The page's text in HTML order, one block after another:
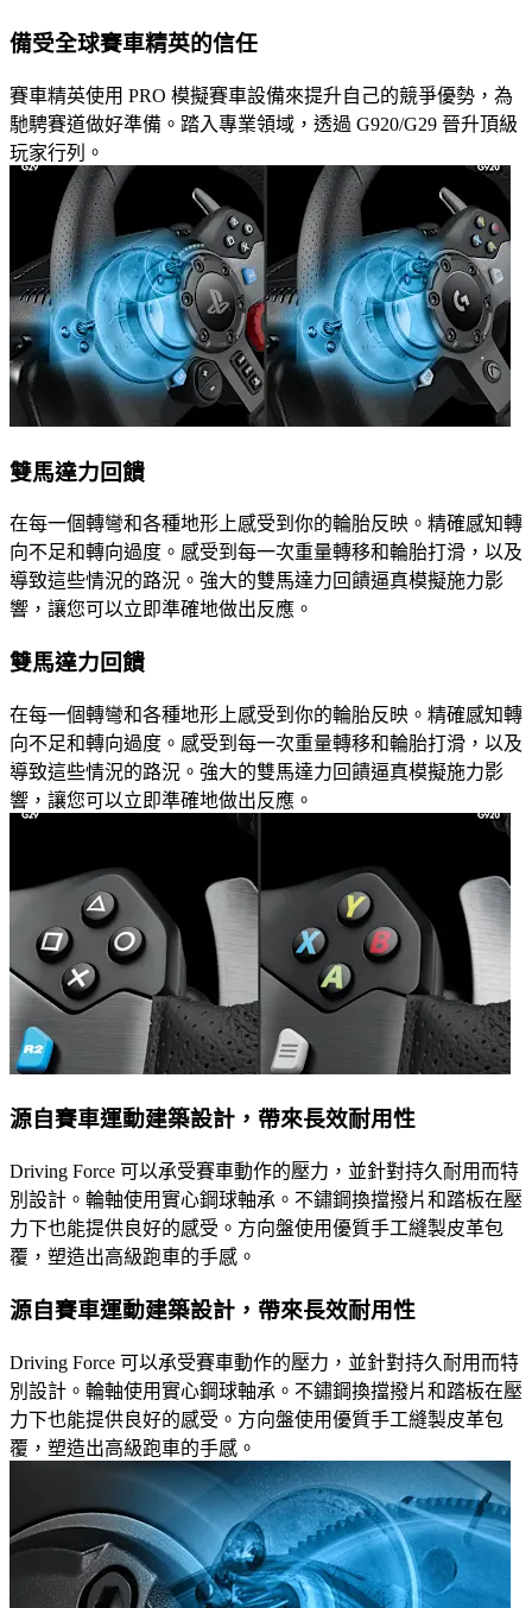
備受全球賽車精英的信任
賽車精英使用 PRO 模擬賽車設備來提升自己的競爭優勢，為
馳騁賽道做好準備。踏入專業領域，透過 G920/G29 晉升頂級
玩家行列。
雙馬達力回饋
在每一個轉彎和各種地形上感受到你的輪胎反映。精確感知轉
向不足和轉向過度。感受到每一次重量轉移和輪胎打滑，以及
導致這些情況的路況。強大的雙馬達力回饋逼真模擬施力影
響，讓您可以立即準確地做出反應。
雙馬達力回饋
在每一個轉彎和各種地形上感受到你的輪胎反映。精確感知轉
向不足和轉向過度。感受到每一次重量轉移和輪胎打滑，以及
導致這些情況的路況。強大的雙馬達力回饋逼真模擬施力影
響，讓您可以立即準確地做出反應。
源自賽車運動建築設計，帶來長效耐用性
Driving Force 可以承受賽車動作的壓力，並針對持久耐用而特
別設計。輪軸使用實心鋼球軸承。不鏽鋼換擋撥片和踏板在壓
力下也能提供良好的感受。方向盤使用優質手工縫製皮革包
覆，塑造出高級跑車的手感。
源自賽車運動建築設計，帶來長效耐用性
Driving Force 可以承受賽車動作的壓力，並針對持久耐用而特
別設計。輪軸使用實心鋼球軸承。不鏽鋼換擋撥片和踏板在壓
力下也能提供良好的感受。方向盤使用優質手工縫製皮革包
覆，塑造出高級跑車的手感。